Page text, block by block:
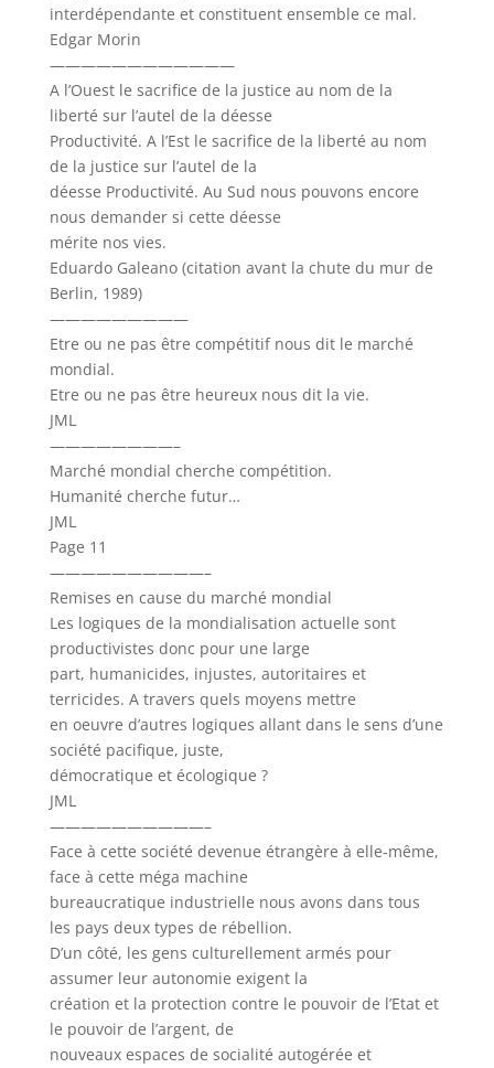
interdépendante et constituent ensemble ce mal.
Edgar Morin
————————————
A l’Ouest le sacrifice de la justice au nom de la
liberté sur l’autel de la déesse
Productivité. A l’Est le sacrifice de la liberté au nom
de la justice sur l’autel de la
déesse Productivité. Au Sud nous pouvons encore
nous demander si cette déesse
mérite nos vies.
Eduardo Galeano (citation avant la chute du mur de
Berlin, 1989)
—————————
Etre ou ne pas être compétitif nous dit le marché
mondial.
Etre ou ne pas être heureux nous dit la vie.
JML
————————–
Marché mondial cherche compétition.
Humanité cherche futur…
JML
Page 11
——————————–
Remises en cause du marché mondial
Les logiques de la mondialisation actuelle sont
productivistes donc pour une large
part, humanicides, injustes, autoritaires et
terricides. A travers quels moyens mettre
en oeuvre d’autres logiques allant dans le sens d’une
société pacifique, juste,
démocratique et écologique ?
JML
——————————–
Face à cette société devenue étrangère à elle-même,
face à cette méga machine
bureaucratique industrielle nous avons dans tous
les pays deux types de rébellion.
D’un côté, les gens culturellement armés pour
assumer leur autonomie exigent la
création et la protection contre le pouvoir de l’Etat et
le pouvoir de l’argent, de
nouveaux espaces de socialité autogérée et